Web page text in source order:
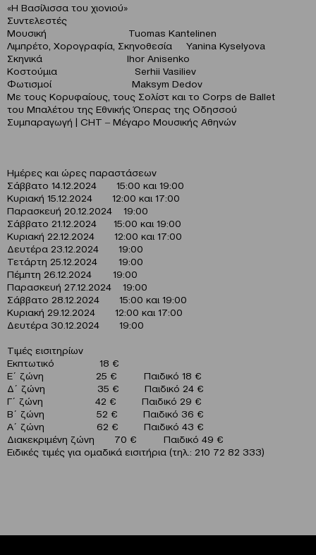
«Η Βασίλισσα του χιονιού»
Συντελεστές
Μουσική Tuomas Kantelinen
Λιμπρέτο, Χορογραφία, Σκηνοθεσία Yanina Kyselyova
Σκηνικά Ihor Anisenko
Κοστούμια Serhii Vasiliev
Φωτισμοί Maksym Dedov
Με τους Κορυφαίους, τους Σολίστ και το Corps de Ballet
του Μπαλέτου της Εθνικής Όπερας της Οδησσού
Συμπαραγωγή | CHT ‒ Μέγαρο Μουσικής Αθηνών
Ημέρες και ώρες παραστάσεων
Σάββατο 14.12.2024 15:00 και 19:00
Κυριακή 15.12.2024 12:00 και 17:00
Παρασκευή 20.12.2024 19:00
Σάββατο 21.12.2024 15:00 και 19:00
Κυριακή 22.12.2024 12:00 και 17:00
Δευτέρα 23.12.2024 19:00
Τετάρτη 25.12.2024 19:00
Πέμπτη 26.12.2024 19:00
Παρασκευή 27.12.2024 19:00
Σάββατο 28.12.2024 15:00 και 19:00
Κυριακή 29.12.2024 12:00 και 17:00
Δευτέρα 30.12.2024 19:00
Τιμές εισιτηρίων
Εκπτωτικό 18 €
Ε΄ ζώνη 25 € Παιδικό 18 €
Δ΄ ζώνη 35 € Παιδικό 24 €
Γ΄ ζώνη 42 € Παιδικό 29 €
Β΄ ζώνη 52 € Παιδικό 36 €
Α΄ ζώνη 62 € Παιδικό 43 €
Διακεκριμένη ζώνη 70 € Παιδικό 49 €
Ειδικές τιμές για ομαδικά εισιτήρια (τηλ.: 210 72 82 333)